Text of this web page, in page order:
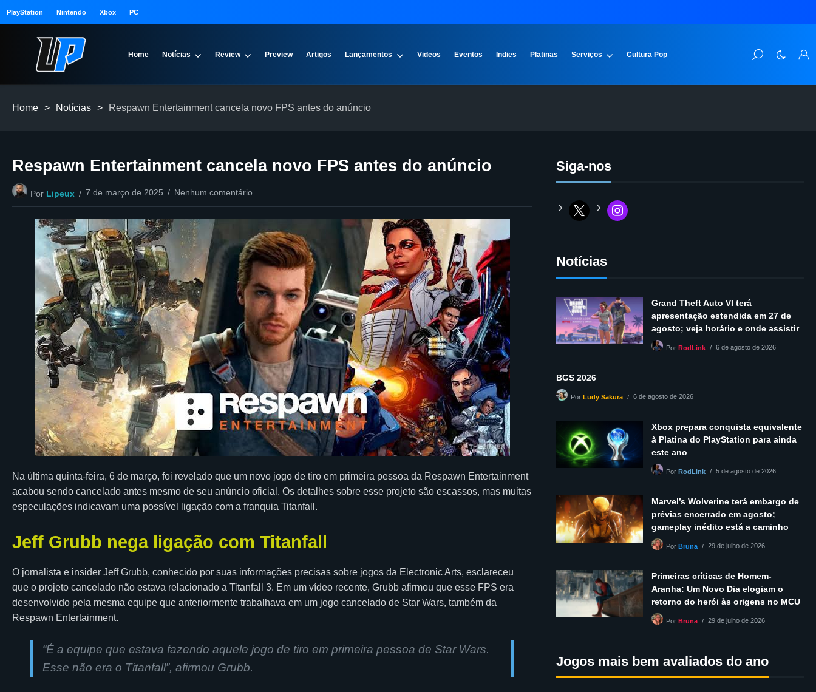
PlayStation Nintendo Xbox PC
Home Notícias Review Preview Artigos Lançamentos Videos Eventos Indies Platinas Serviços Cultura Pop
Home > Notícias > Respawn Entertainment cancela novo FPS antes do anúncio
Respawn Entertainment cancela novo FPS antes do anúncio
Por Lipeux 7 de março de 2025 Nenhum comentário
Na última quinta-feira, 6 de março, foi revelado que um novo jogo de tiro em primeira pessoa da Respawn Entertainment
acabou sendo cancelado antes mesmo de seu anúncio oficial. Os detalhes sobre esse projeto são escassos, mas muitas
especulações indicavam uma possível ligação com a franquia Titanfall.
Jeff Grubb nega ligação com Titanfall
O jornalista e insider Jeff Grubb, conhecido por suas informações precisas sobre jogos da Electronic Arts, esclareceu
que o projeto cancelado não estava relacionado a Titanfall 3. Em um vídeo recente, Grubb afirmou que esse FPS era
desenvolvido pela mesma equipe que anteriormente trabalhava em um jogo cancelado de Star Wars, também da
Respawn Entertainment.
“É a equipe que estava fazendo aquele jogo de tiro em primeira pessoa de Star Wars.
Esse não era o Titanfall”, afirmou Grubb.
Siga-nos
Notícias
Grand Theft Auto VI terá
apresentação estendida em 27 de
agosto; veja horário e onde assistir
PorRodLink 6 de agosto de 2026
BGS 2026
PorLudy Sakura 6 de agosto de 2026
Xbox prepara conquista equivalente
à Platina do PlayStation para ainda
este ano
PorRodLink 5 de agosto de 2026
Marvel’s Wolverine terá embargo de
prévias encerrado em agosto;
gameplay inédito está a caminho
PorBruna 29 de julho de 2026
Primeiras críticas de Homem-
Aranha: Um Novo Dia elogiam o
retorno do herói às origens no MCU
PorBruna 29 de julho de 2026
Jogos mais bem avaliados do ano